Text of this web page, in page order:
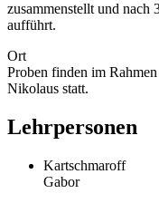
zusammenstellt und nach
aufführt.
Ort
Proben finden im
Nikolaus statt.
Lehrpersonen
Kartschmaroff
Gabor